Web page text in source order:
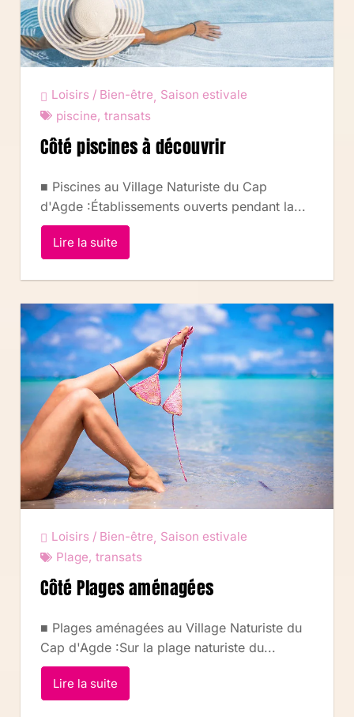
Loisirs / Bien-être, Saison estivale
piscine, transats
Côté piscines à découvrir
■ Piscines au Village Naturiste du Cap
d'Agde :Établissements ouverts pendant la...
Lire la suite
Loisirs / Bien-être, Saison estivale
Plage, transats
Côté Plages aménagées
■ Plages aménagées au Village Naturiste du
Cap d'Agde :Sur la plage naturiste du...
Lire la suite